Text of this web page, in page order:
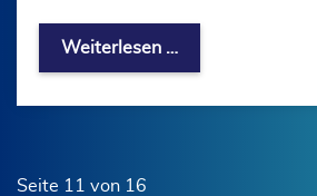
Weiterlesen …
Seite 11 von 16